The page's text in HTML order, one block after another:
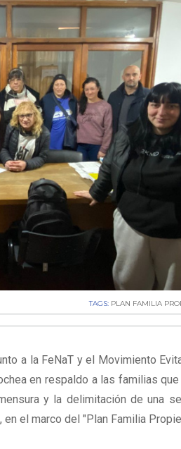
TAGS: PLAN FAMILIA
a la FeNaT y el Movimiento
en respaldo a las familias
y la delimitación de una
el marco del "Plan Familia